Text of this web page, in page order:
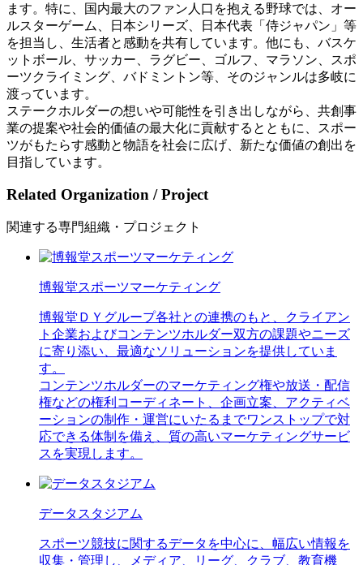
ます。特に、国内最大のファン人口を抱える野球では、オー
ルスターゲーム、日本シリーズ、日本代表「侍ジャパン」等
を担当し、生活者と感動を共有しています。他にも、バスケ
ットボール、サッカー、ラグビー、ゴルフ、マラソン、スポ
ーツクライミング、バドミントン等、そのジャンルは多岐に
渡っています。
ステークホルダーの想いや可能性を引き出しながら、共創事
業の提案や社会的価値の最大化に貢献するとともに、スポー
ツがもたらす感動と物語を社会に広げ、新たな価値の創出を
目指しています。
Related Organization / Project
関連する専門組織・プロジェクト
博報堂スポーツマーケティング
博報堂ＤＹグループ各社との連携のもと、クライアン
ト企業およびコンテンツホルダー双方の課題やニーズ
に寄り添い、最適なソリューションを提供していま
す。
コンテンツホルダーのマーケティング権や放送・配信
権などの権利コーディネート、企画立案、アクティベ
ーションの制作・運営にいたるまでワンストップで対
応できる体制を備え、質の高いマーケティングサービ
スを実現します。
データスタジアム
スポーツ競技に関するデータを中心に、幅広い情報を
収集・管理し、メディア、リーグ、クラブ、教育機